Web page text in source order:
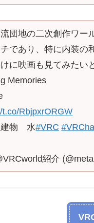
団地の二次創作ワー
であり、特に内装の
に映画も見てみたい
Memories
t.co/RbjpxrORGW
物 水#VRC
紹介